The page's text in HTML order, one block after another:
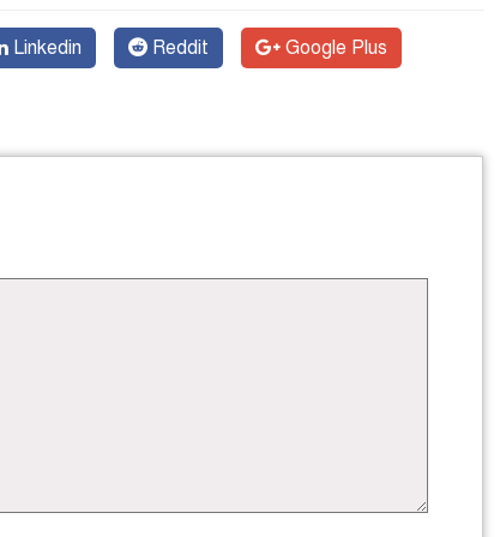
Linkedin Reddit Google Plus